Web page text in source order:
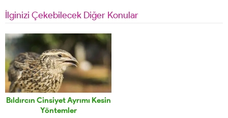
İlginizi Çekebilecek Diğer Konular
Bıldırcın Cinsiyet Ayrımı Kesin
Yöntemler